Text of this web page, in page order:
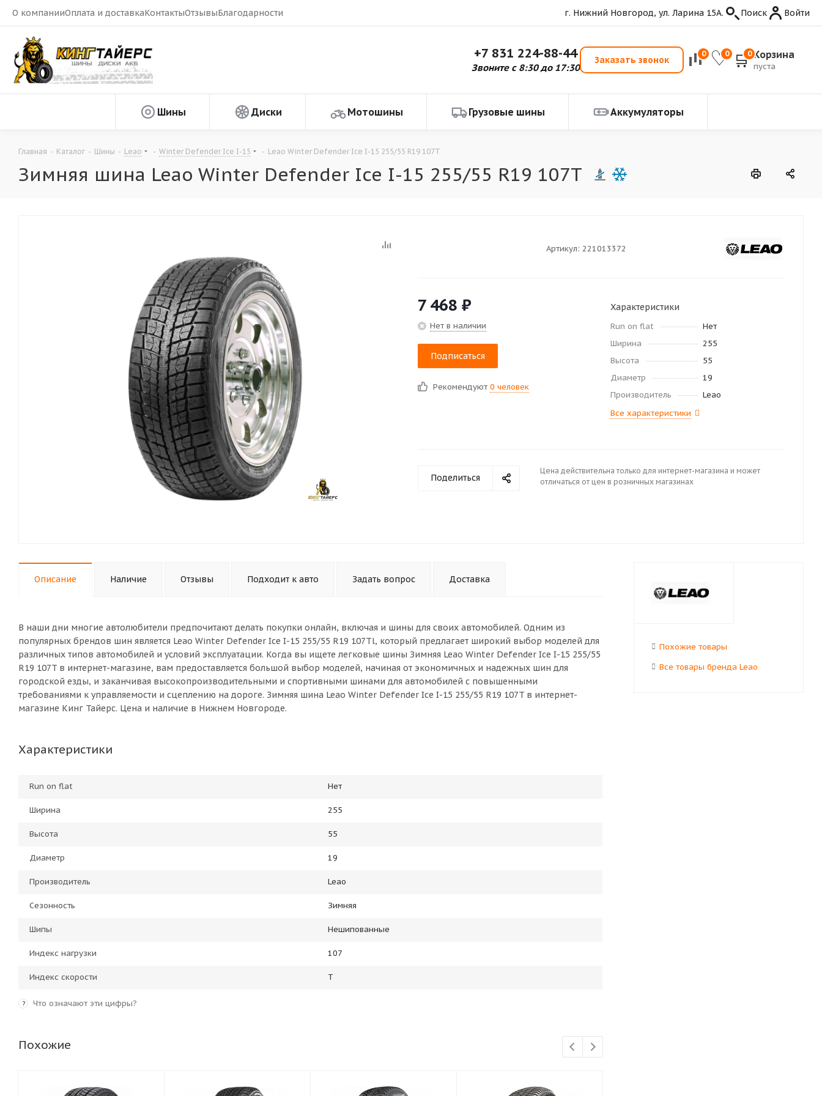
О компанииОплата и доставкаКонтактыОтзывыБлагодарности г. Нижний Новгород, ул. Ларина 15А. Поиск Войти
+7 831 224-88-44
Звоните с 8:30 до 17:30
Заказать звонок
0 0 0 Корзина
пуста
Шины Диски Мотошины Грузовые шины Аккумуляторы
Главная - Каталог - Шины - Leao - Winter Defender Ice I-15 - Leao Winter Defender Ice I-15 255/55 R19 107T
Зимняя шина Leao Winter Defender Ice I-15 255/55 R19 107T
Артикул: 221013372
7 468 ₽
Нет в наличии
Подписаться
Рекомендуют 0 человек
Характеристики
Run on flat
Нет
Ширина
255
Высота
55
Диаметр
19
Производитель
Leao
Все характеристики
Поделиться
Цена действительна только для интернет-магазина и может
отличаться от цен в розничных магазинах
Описание Наличие Отзывы Подходит к авто Задать вопрос Доставка
В наши дни многие автолюбители предпочитают делать покупки онлайн, включая и шины для своих автомобилей. Одним из
популярных брендов шин является Leao Winter Defender Ice I-15 255/55 R19 107Tl, который предлагает широкий выбор моделей для
различных типов автомобилей и условий эксплуатации. Когда вы ищете легковые шины Зимняя Leao Winter Defender Ice I-15 255/55
R19 107T в интернет-магазине, вам предоставляется большой выбор моделей, начиная от экономичных и надежных шин для
городской езды, и заканчивая высокопроизводительными и спортивными шинами для автомобилей с повышенными
требованиями к управляемости и сцеплению на дороге. Зимняя шина Leao Winter Defender Ice I-15 255/55 R19 107T в интернет-
магазине Кинг Тайерс. Цена и наличие в Нижнем Новгороде.
Характеристики
Run on flat Нет
Ширина 255
Высота 55
Диаметр 19
Производитель Leao
Сезонность Зимняя
Шипы Нешипованные
Индекс нагрузки 107
Индекс скорости T
? Что означают эти цифры?
Похожие
Похожие товары
Все товары бренда Leao